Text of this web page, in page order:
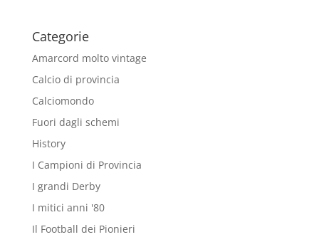
Categorie
Amarcord molto vintage
Calcio di provincia
Calciomondo
Fuori dagli schemi
History
I Campioni di Provincia
I grandi Derby
I mitici anni '80
Il Football dei Pionieri